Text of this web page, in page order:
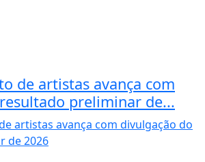
de artistas avança com
preliminar de...